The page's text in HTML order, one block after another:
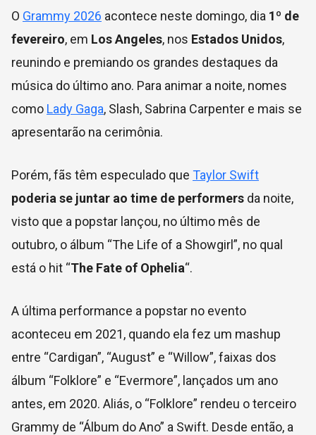
O Grammy 2026 acontece neste domingo, dia 1º de
fevereiro, em Los Angeles, nos Estados Unidos,
reunindo e premiando os grandes destaques da
música do último ano. Para animar a noite, nomes
como Lady Gaga, Slash, Sabrina Carpenter e mais se
apresentarão na cerimônia.
Porém, fãs têm especulado que Taylor Swift
poderia se juntar ao time de performers da noite,
visto que a popstar lançou, no último mês de
outubro, o álbum “The Life of a Showgirl”, no qual
está o hit “The Fate of Ophelia“.
A última performance a popstar no evento
aconteceu em 2021, quando ela fez um mashup
entre “Cardigan”, “August” e “Willow”, faixas dos
álbum “Folklore” e “Evermore”, lançados um ano
antes, em 2020. Aliás, o “Folklore” rendeu o terceiro
Grammy de “Álbum do Ano” a Swift. Desde então, a